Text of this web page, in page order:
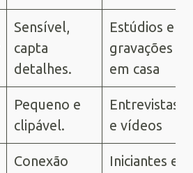
Sensível,
capta
detalhes.
Estúdios e
gravações
em casa
Pequeno e
clipável.
Entrevistas
e vídeos
Conexão
Iniciantes e